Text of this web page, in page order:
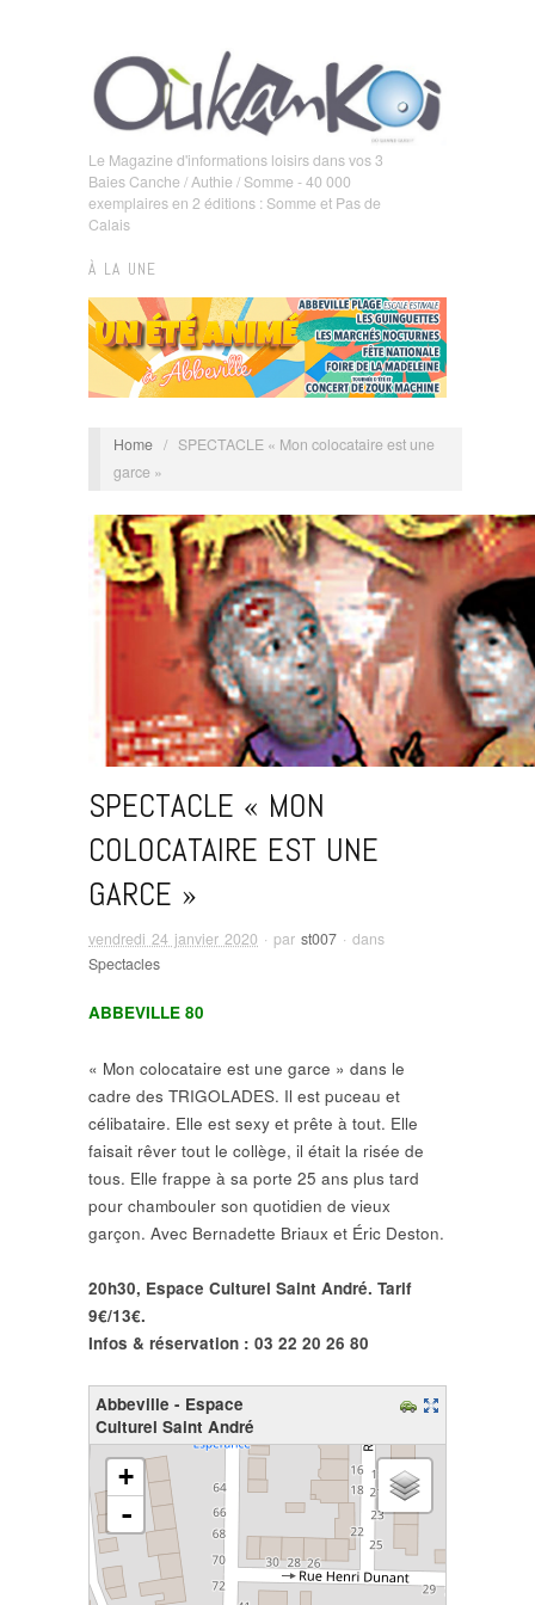
Le Magazine d'informations loisirs dans vos 3
Baies Canche / Authie / Somme - 40 000
exemplaires en 2 éditions : Somme et Pas de
Calais
À LA UNE
Home / SPECTACLE « Mon colocataire est une
garce »
SPECTACLE « MON
COLOCATAIRE EST UNE
GARCE »
vendredi 24 janvier 2020 · par st007 · dans
Spectacles
ABBEVILLE 80
« Mon colocataire est une garce » dans le
cadre des TRIGOLADES. Il est puceau et
célibataire. Elle est sexy et prête à tout. Elle
faisait rêver tout le collège, il était la risée de
tous. Elle frappe à sa porte 25 ans plus tard
pour chambouler son quotidien de vieux
garçon. Avec Bernadette Briaux et Éric Deston.
20h30, Espace Culturel Saint André. Tarif
9€/13€.
Infos & réservation : 03 22 20 26 80
Abbeville - Espace
Culturel Saint André
chargement de la carte - veuillez patienter...
+
-